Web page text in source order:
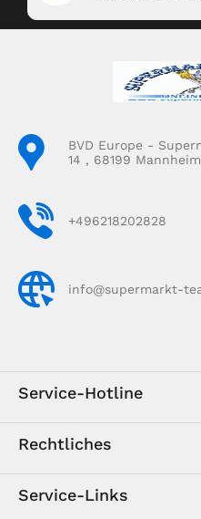
BVD Europe -
14 , 68199
+496218202828
info@supermarkt-
Service-Hotline
Rechtliches
Service-Links